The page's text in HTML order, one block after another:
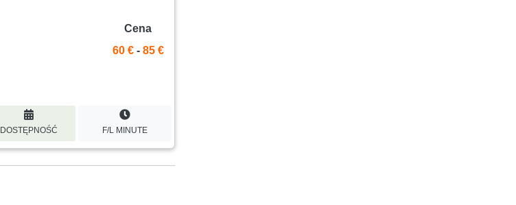
Cena
60 € - 85 €
DOSTĘPNOŚĆ F/L MINUTE